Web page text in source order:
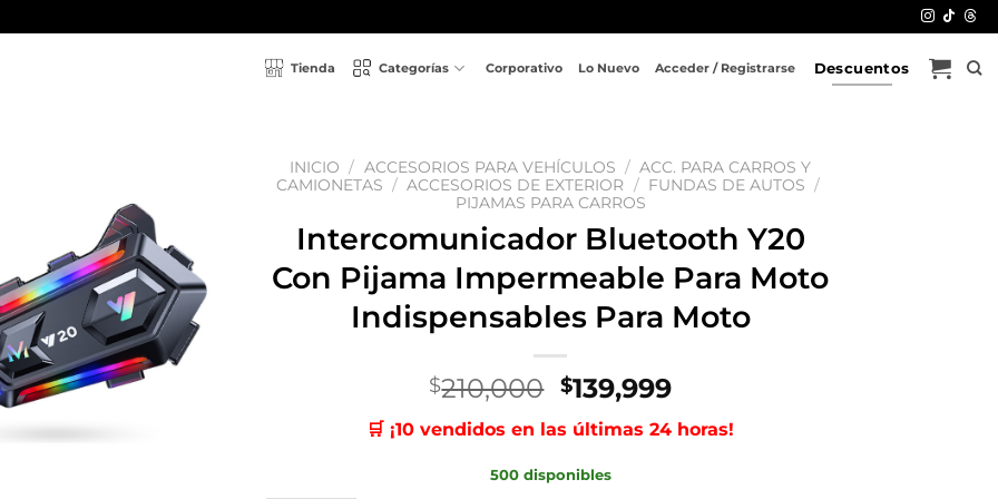
Tienda Categorías Corporativo Lo Nuevo Acceder / Registrarse Descuentos
a la
lista
de
deseos
INICIO / ACCESORIOS PARA VEHÍCULOS / ACC. PARA CARROS Y
CAMIONETAS / ACCESORIOS DE EXTERIOR / FUNDAS DE AUTOS /
PIJAMAS PARA CARROS
Intercomunicador Bluetooth Y20
Con Pijama Impermeable Para Moto
Indispensables Para Moto
$210,000 El
precio
original
era:
$139,999El
actual
🛒 ¡10 vendidos en las últimas 24 horas!
500 disponibles